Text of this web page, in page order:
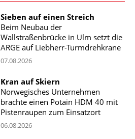
Sieben auf einen Streich
Beim Neubau der
Wallstraßenbrücke in Ulm setzt die
ARGE auf Liebherr-Turmdrehkrane
07.08.2026
Kran auf Skiern
Norwegisches Unternehmen
brachte einen Potain HDM 40 mit
Pistenraupen zum Einsatzort
06.08.2026